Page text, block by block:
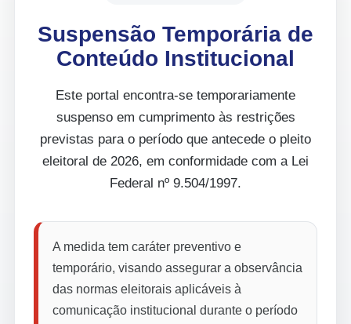
Suspensão Temporária de
Conteúdo Institucional
Este portal encontra-se temporariamente
suspenso em cumprimento às restrições
previstas para o período que antecede o pleito
eleitoral de 2026, em conformidade com a Lei
Federal nº 9.504/1997.
A medida tem caráter preventivo e
temporário, visando assegurar a observância
das normas eleitorais aplicáveis à
comunicação institucional durante o período